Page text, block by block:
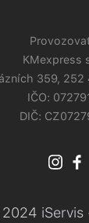
KMexpress
359, 252
IČO:
DIČ:
iServis